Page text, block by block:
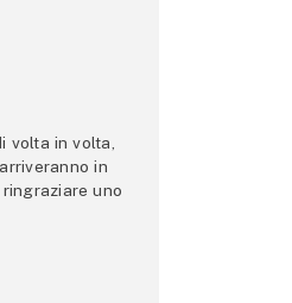
volta in volta,
in
uno